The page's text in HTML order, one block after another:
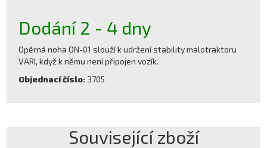
Dodání 2 - 4 dny
Opěrná noha ON-01 slouží k udržení stability malotraktoru
VARI, když k němu není připojen vozík.
Objednací číslo: 3705
Související zboží